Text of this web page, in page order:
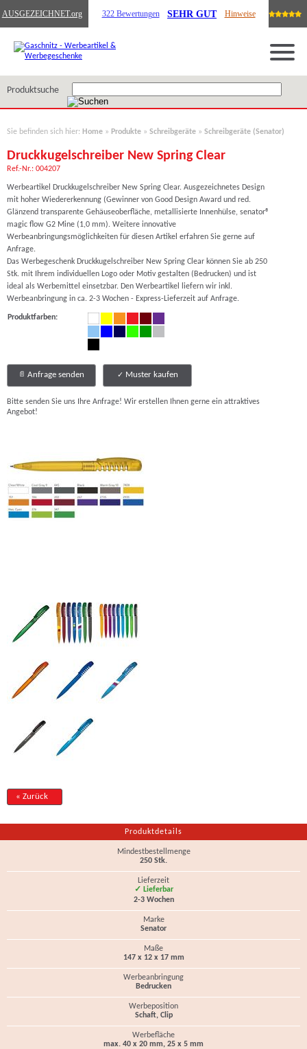
AUSGEZEICHNET.org 322 Bewertungen SEHR GUT Hinweise
Produktsuche
Sie befinden sich hier: Home » Produkte » Schreibgeräte » Schreibgeräte (Senator)
Druckkugelschreiber New Spring Clear
Ref.-Nr.: 004207
Werbeartikel Druckkugelschreiber New Spring Clear. Ausgezeichnetes Design
mit hoher Wiedererkennung (Gewinner von Good Design Award und red.
Glänzend transparente Gehäuseoberfläche, metallisierte Innenhülse, senator®
magic flow G2 Mine (1,0 mm). Weitere innovative
Werbeanbringungsmöglichkeiten für diesen Artikel erfahren Sie gerne auf
Anfrage.
Das Werbegeschenk Druckkugelschreiber New Spring Clear können Sie ab 250
Stk. mit Ihrem individuellen Logo oder Motiv gestalten (Bedrucken) und ist
ideal als Werbemittel einsetzbar. Den Werbeartikel liefern wir inkl.
Werbeanbringung in ca. 2-3 Wochen - Express-Lieferzeit auf Anfrage.
Produktfarben:
Anfrage senden Muster kaufen
Bitte senden Sie uns Ihre Anfrage! Wir erstellen Ihnen gerne ein attraktives
Angebot!
« Zurück
Produktdetails
Mindestbestellmenge
250 Stk.
Lieferzeit
✓ Lieferbar
2-3 Wochen
Marke
Senator
Maße
147 x 12 x 17 mm
Werbeanbringung
Bedrucken
Werbeposition
Schaft, Clip
Werbefläche
max. 40 x 20 mm, 25 x 5 mm